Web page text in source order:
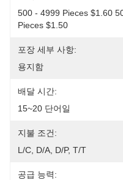
500 - 4999 Pieces $1.60
Pieces $1.50
포장 세부 사항:
용지함
배달 시간:
15~20 단어일
지불 조건:
L/C, D/A, D/P, T/T
공급 능력: